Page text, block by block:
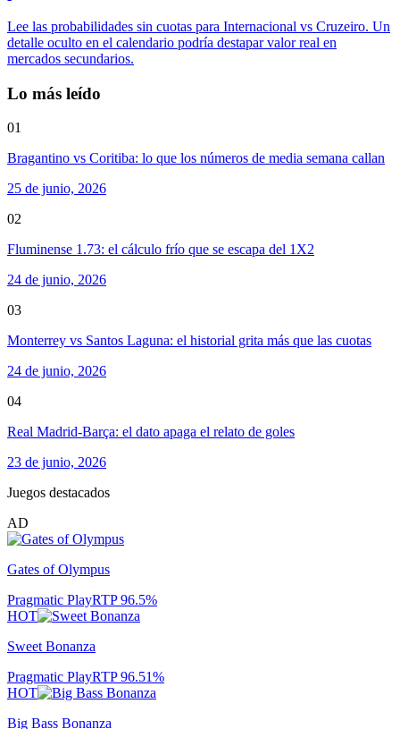
Lee las probabilidades sin cuotas para Internacional vs Cruzeiro. Un
detalle oculto en el calendario podría destapar valor real en
mercados secundarios.
Lo más leído
01
Bragantino vs Coritiba: lo que los números de media semana callan
25 de junio, 2026
02
Fluminense 1.73: el cálculo frío que se escapa del 1X2
24 de junio, 2026
03
Monterrey vs Santos Laguna: el historial grita más que las cuotas
24 de junio, 2026
04
Real Madrid-Barça: el dato apaga el relato de goles
23 de junio, 2026
Juegos destacados
AD
Gates of Olympus
Pragmatic PlayRTP96.5%
HOT
Sweet Bonanza
Pragmatic PlayRTP96.51%
HOT
Big Bass Bonanza